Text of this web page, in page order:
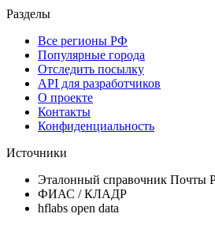
Разделы
Все регионы РФ
Популярные города
Отследить посылку
API для разработчиков
О проекте
Контакты
Конфиденциальность
Источники
Эталонный справочник Почты
ФИАС / КЛАДР
hflabs open data